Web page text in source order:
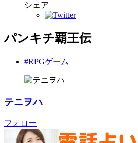
シェア
パンキチ覇王伝
#RPGゲーム
テニヲハ
フォロー